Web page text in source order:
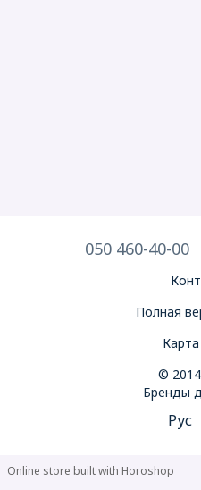
050 460-40-00
Полная
©
Бренды
Рус
Online store built with Horoshop